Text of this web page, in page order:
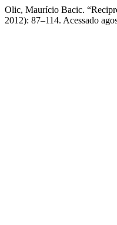
Olic, Maurício Bacic.
2012): 87–114. Acessado